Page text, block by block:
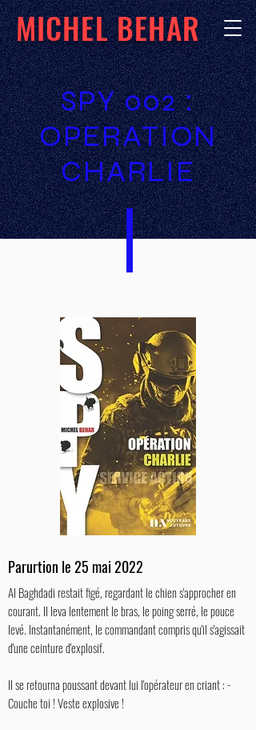
MICHEL BEHAR
SPY 002 :
OPERATION
CHARLIE
Parurtion le 25 mai 2022
Al Baghdadi restait figé, regardant le chien s'approcher en
courant. Il leva lentement le bras, le poing serré, le pouce
levé. Instantanément, le commandant compris qu'il s'agissait
d'une ceinture d'explosif.
Il se retourna poussant devant lui l'opérateur en criant : -
Couche toi ! Veste explosive !